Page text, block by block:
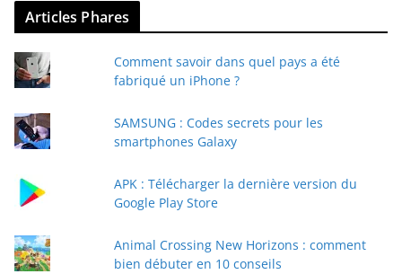
r
e
e
a
Articles Phares
Comment savoir dans quel pays a été
fabriqué un iPhone ?
SAMSUNG : Codes secrets pour les
smartphones Galaxy
APK : Télécharger la dernière version du
Google Play Store
Animal Crossing New Horizons : comment
bien débuter en 10 conseils